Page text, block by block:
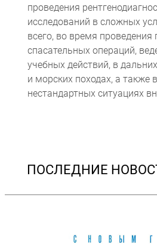
проведения
исследований в сложных
всего, во время проведения
спасательных операций,
учебных действий, в
и морских походах, а также
нестандартных ситуациях
ПОСЛЕДНИЕ